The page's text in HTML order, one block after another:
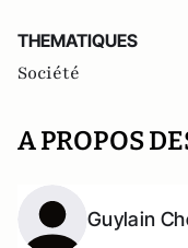
THEMATIQUES
Société
A PROPOS
Guylain